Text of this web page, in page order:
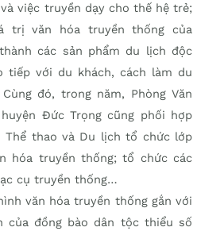
việc truyền dạy cho thế hệ trẻ;
trị văn hóa truyền thống của
các sản phẩm du lịch độc
tiếp với du khách, cách làm du
đó, trong năm, Phòng Văn
Đức Trọng cũng phối hợp
Thể thao và Du lịch tổ chức lớp
hóa truyền thống; tổ chức các
cụ truyền thống…
văn hóa truyền thống gắn với
của đồng bào dân tộc thiểu số